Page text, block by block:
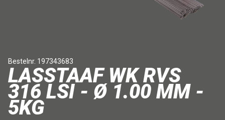
Bestelnr. 197343683
LASSTAAF WK RVS
316 LSI - Ø 1.00 MM -
5KG